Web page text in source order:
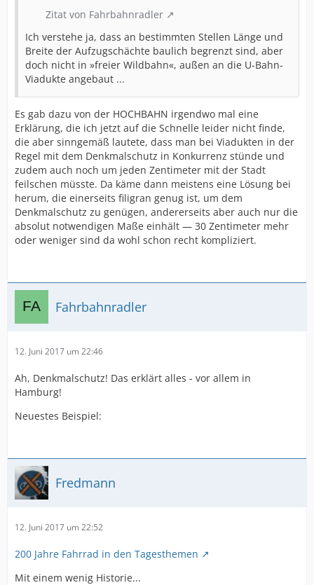
Zitat von Fahrbahnradler
Ich verstehe ja, dass an bestimmten Stellen Länge und
Breite der Aufzugschächte baulich begrenzt sind, aber
doch nicht in »freier Wildbahn«, außen an die U-Bahn-
Viadukte angebaut ...
Es gab dazu von der HOCHBAHN irgendwo mal eine
Erklärung, die ich jetzt auf die Schnelle leider nicht finde,
die aber sinngemäß lautete, dass man bei Viadukten in der
Regel mit dem Denkmalschutz in Konkurrenz stünde und
zudem auch noch um jeden Zentimeter mit der Stadt
feilschen müsste. Da käme dann meistens eine Lösung bei
herum, die einerseits filigran genug ist, um dem
Denkmalschutz zu genügen, andererseits aber auch nur die
absolut notwendigen Maße einhält — 30 Zentimeter mehr
oder weniger sind da wohl schon recht kompliziert.
Fahrbahnradler
12. Juni 2017 um 22:46
Ah, Denkmalschutz! Das erklärt alles - vor allem in
Hamburg!
Neuestes Beispiel:
Fredmann
12. Juni 2017 um 22:52
200 Jahre Fahrrad in den Tagesthemen
Mit einem wenig Historie...